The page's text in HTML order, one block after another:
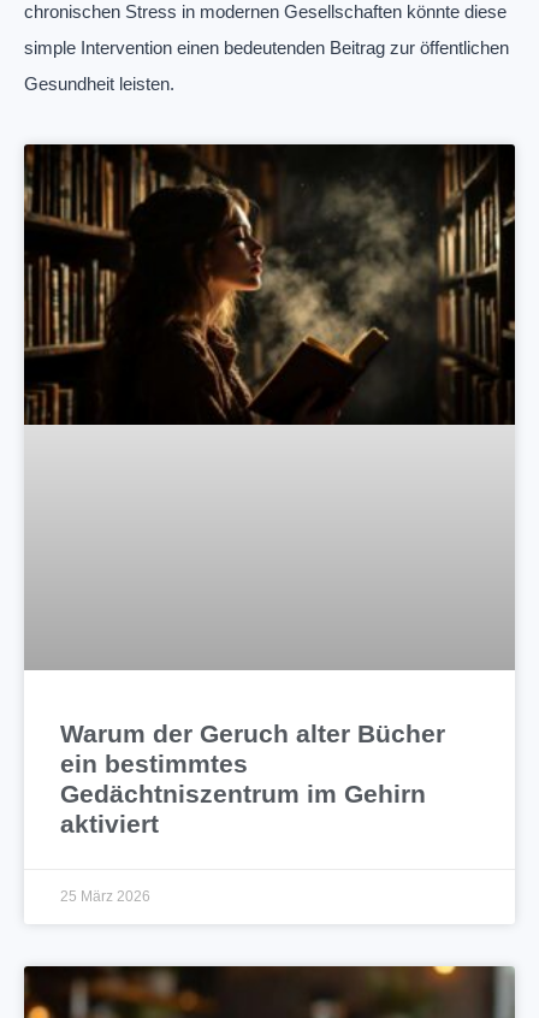
Warum der Geruch alter Bücher
ein bestimmtes
Gedächtniszentrum im Gehirn
aktiviert
25 März 2026
chronischen Stress in modernen Gesellschaften könnte diese
simple Intervention einen bedeutenden Beitrag zur öffentlichen
Gesundheit leisten.